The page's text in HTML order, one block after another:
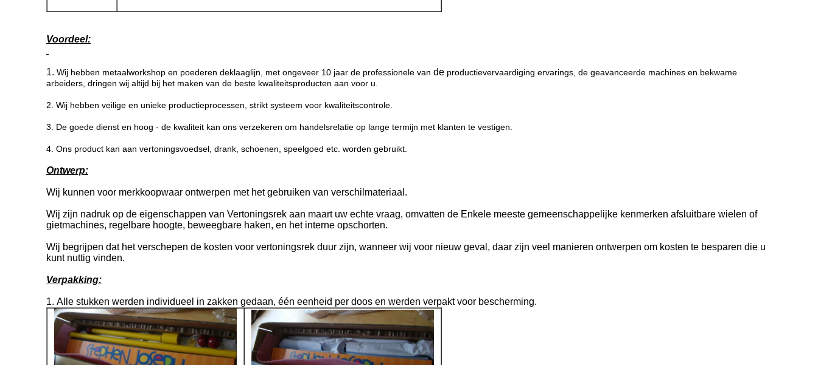
Voordeel:
1. Wij hebben metaalworkshop en poederen deklaaglijn, met ongeveer 10 jaar de professionele van de productievervaardiging ervarings, de geavanceerde machines en bekwame
arbeiders, dringen wij altijd bij het maken van de beste kwaliteitsproducten aan voor u.
2. Wij hebben veilige en unieke productieprocessen, strikt systeem voor kwaliteitscontrole.
3. De goede dienst en hoog - de kwaliteit kan ons verzekeren om handelsrelatie op lange termijn met klanten te vestigen.
4. Ons product kan aan vertoningsvoedsel, drank, schoenen, speelgoed etc. worden gebruikt.
Ontwerp:
Wij kunnen voor merkkoopwaar ontwerpen met het gebruiken van verschilmateriaal.
Wij zijn nadruk op de eigenschappen van Vertoningsrek aan maart uw echte vraag, omvatten de Enkele meeste gemeenschappelijke kenmerken afsluitbare wielen of
gietmachines, regelbare hoogte, beweegbare haken, en het interne opschorten.
Wij begrijpen dat het verschepen de kosten voor vertoningsrek duur zijn, wanneer wij voor nieuw geval, daar zijn veel manieren ontwerpen om kosten te besparen die u
kunt nuttig vinden.
Verpakking:
1. Alle stukken werden individueel in zakken gedaan, één eenheid per doos en werden verpakt voor bescherming.